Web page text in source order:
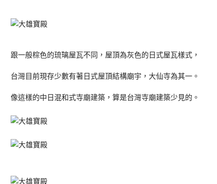
跟一般棕色的琉璃屋瓦不同，屋頂為灰色的日式屋瓦樣式，
台灣目前現存少數有著日式屋頂結構廟宇，大仙寺為其一。
像這樣的中日混和式寺廟建築，算是台灣寺廟建築少見的。